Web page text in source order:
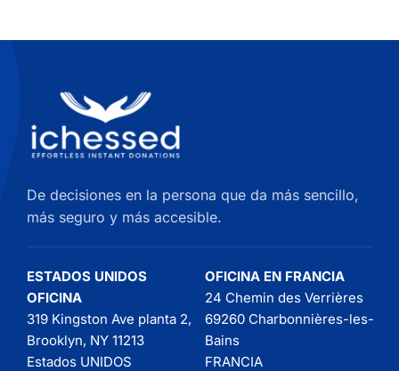
De decisiones en la persona que da más sencillo,
más seguro y más accesible.
ESTADOS UNIDOS
OFICINA
319 Kingston Ave planta 2,
Brooklyn, NY 11213
Estados UNIDOS
OFICINA EN FRANCIA
24 Chemin des Verrières
69260 Charbonnières-les-
Bains
FRANCIA